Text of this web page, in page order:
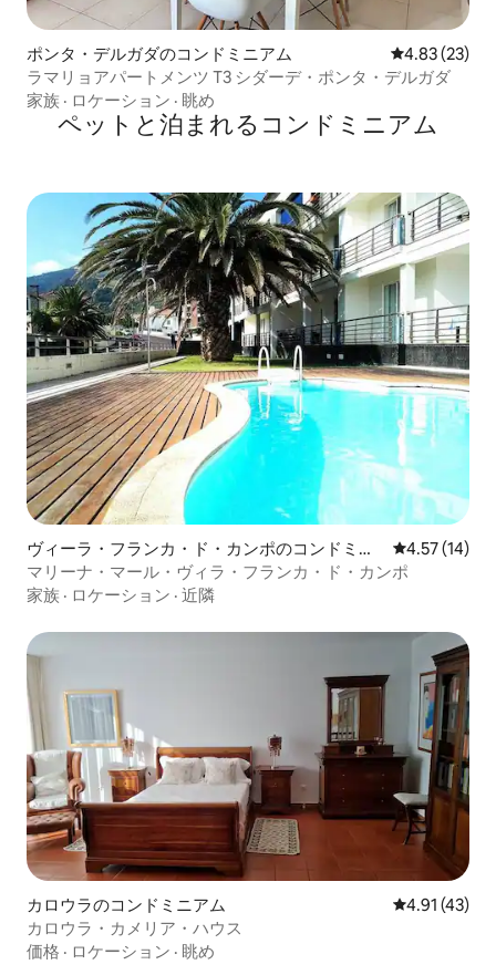
ポンタ・デルガダのコンドミニアム レビュー23
4.83 (23)
ラマリョアパートメンツ T3 シダーデ・ポンタ・デルガダ
家族 · ロケーション · 眺め
ペットと泊まれるコンドミニアム
ヴィーラ・フランカ・ド・カンポのコンドミニ
アム
レビュー14
4.57 (14)
マリーナ・マール・ヴィラ・フランカ・ド・カンポ
家族 · ロケーション · 近隣
カロウラのコンドミニアム レビュー43
4.91 (43)
カロウラ・カメリア・ハウス
価格 · ロケーション · 眺め